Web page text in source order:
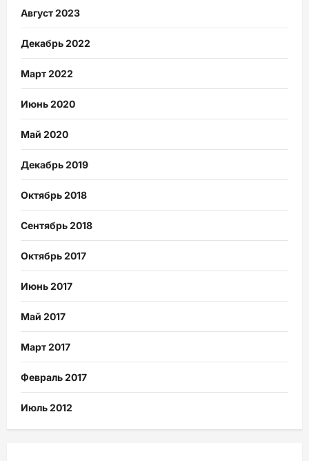
Август 2023
Декабрь 2022
Март 2022
Июнь 2020
Май 2020
Декабрь 2019
Октябрь 2018
Сентябрь 2018
Октябрь 2017
Июнь 2017
Май 2017
Март 2017
Февраль 2017
Июль 2012